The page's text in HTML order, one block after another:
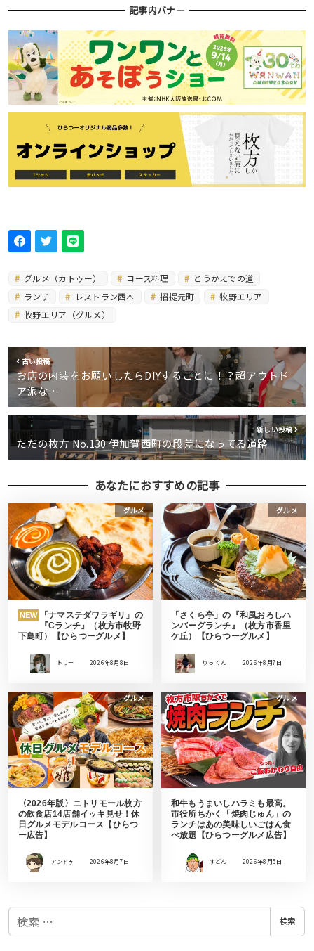
記事内バナー
グルメ（カトゥー） コース料理
とうかえでの道
ランチ
レストラン西本 招提元町
牧野エリア
牧野エリア（グルメ）
古い投稿
お店の内装をお願いしたらDIYすることに！？超アウトド
ア派な…
新しい投稿
ただの枚方 No.130 伊加賀西町の段差になってる道路
あなたにおすすめの記事
グルメ
NEW
「ナマステダワラギリ」の
『Cランチ』（枚方市牧野
下島町）【ひらつーグルメ】
トリー 2026年8月8日
グルメ
「さくら亭」の『和風おろしハ
ンバーグランチ』（枚方市香里
ケ丘）【ひらつーグルメ】
りっ くん 2026年8月7日
グルメ
〈2026年版〉ニトリモール枚方
の飲食店14店舗イッキ見せ！休
日グルメモデルコース【ひらつ
ー広告】
アンドゥ 2026年8月7日
グルメ
和牛もうまいしハラミも最高。
市役所ちかく「焼肉じゅん」の
ランチはあの美味しいごはん食
べ放題【ひらつーグルメ広告】
すどん 2026年8月5日
検
検索